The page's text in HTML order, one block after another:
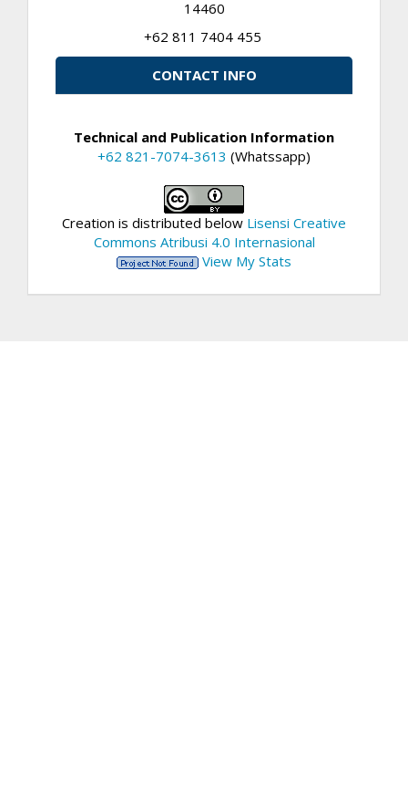
14460
+62 811 7404 455
CONTACT INFO
Technical and Publication Information
+62 821-7074-3613 (Whatssapp)
Creation is distributed below Lisensi Creative
Commons Atribusi 4.0 Internasional
View My Stats